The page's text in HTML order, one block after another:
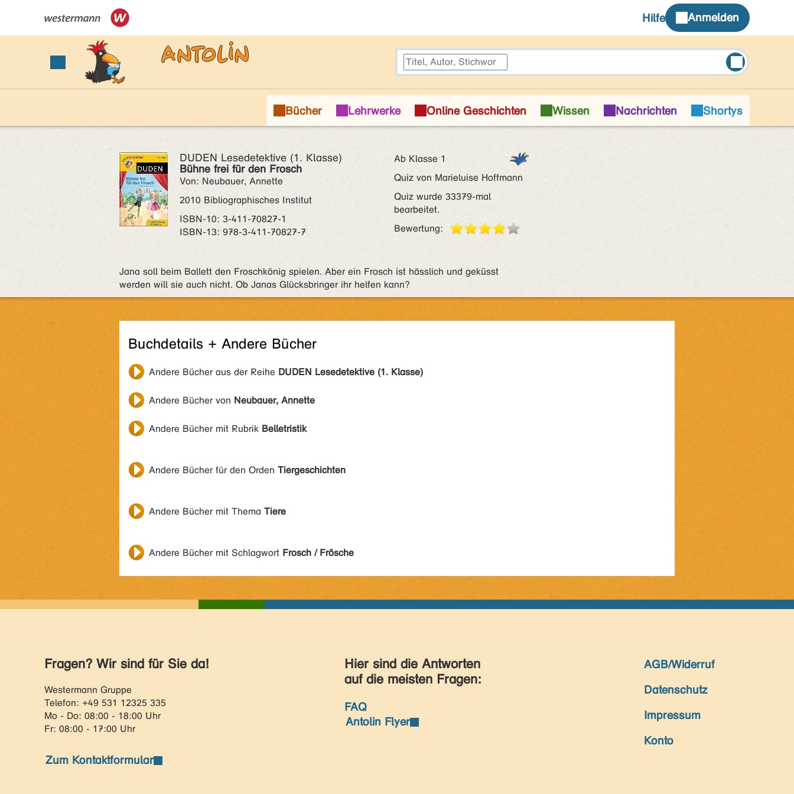
DUDEN Lesedetektive (1. Klasse)
Bühne frei für den Frosch
Von: Neubauer, Annette
2010 Bibliographisches Institut
ISBN‑10: 3-411-70827-1
ISBN‑13: 978-3-411-70827-7
Ab Klasse 1
Quiz von Marieluise Hoffmann
Quiz wurde 33379-mal
bearbeitet.
Bewertung:
Jana soll beim Ballett den Froschkönig spielen. Aber ein Frosch ist hässlich und geküsst
werden will sie auch nicht. Ob Janas Glücksbringer ihr helfen kann?
Buchdetails + Andere Bücher
Andere Bücher aus der Reihe DUDEN Lesedetektive (1. Klasse)
Andere Bücher von Neubauer, Annette
Andere Bücher mit Rubrik Belletristik
Andere Bücher für den Orden Tiergeschichten
Andere Bücher mit Thema Tiere
Andere Bücher mit Schlagwort Frosch / Frösche